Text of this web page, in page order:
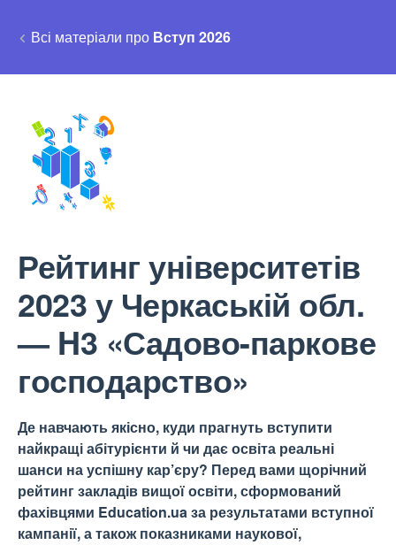
Всі матеріали про Вступ 2026
Рейтинг університетів
2023 у Черкаській обл.
— H3 «Садово-паркове
господарство»
Де навчають якісно, куди прагнуть вступити
найкращі абітурієнти й чи дає освіта реальні
шанси на успішну кар’єру? Перед вами щорічний
рейтинг закладів вищої освіти, сформований
фахівцями Education.ua за результатами вступної
кампанії, а також показниками наукової,